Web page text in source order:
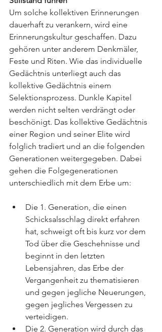
Um solche kollektiven Erinnerungen
dauerhaft zu verankern, wird eine
Erinnerungskultur geschaffen. Dazu
gehören unter anderem Denkmäler,
Feste und Riten. Wie das individuelle
Gedächtnis unterliegt auch das
kollektive Gedächtnis einem
Selektionsprozess. Dunkle Kapitel
werden nicht selten verdrängt oder
beschönigt. Das kollektive Gedächtnis
einer Region und seiner Elite wird
folglich tradiert und an die folgenden
Generationen weitergegeben. Dabei
gehen die Folgegenerationen
unterschiedlich mit dem Erbe um:
Die 1. Generation, die einen
Schicksalsschlag direkt erfahren
hat, schweigt oft bis kurz vor dem
Tod über die Geschehnisse und
beginnt in den letzten
Lebensjahren, das Erbe der
Vergangenheit zu thematisieren
und gegen jegliche Neuerungen,
gegen jegliches Vergessen zu
verteidigen.
Die 2. Generation wird durch das